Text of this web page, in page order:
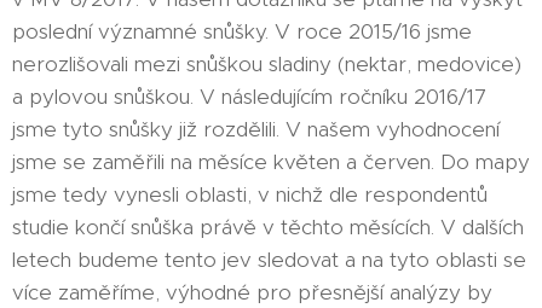
poslední významné snůšky. V roce 2015/16 jsme
nerozlišovali mezi snůškou sladiny (nektar, medovice)
a pylovou snůškou. V následujícím ročníku 2016/17
jsme tyto snůšky již rozdělili. V našem vyhodnocení
jsme se zaměřili na měsíce květen a červen. Do mapy
jsme tedy vynesli oblasti, v nichž dle respondentů
studie končí snůška právě v těchto měsících. V dalších
letech budeme tento jev sledovat a na tyto oblasti se
více zaměříme, výhodné pro přesnější analýzy by